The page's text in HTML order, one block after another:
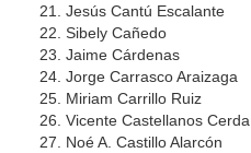
Jesús Cantú Escalante
Sibely Cañedo
Jaime Cárdenas
Jorge Carrasco Araizaga
Miriam Carrillo Ruiz
Vicente Castellanos Cerda
Noé A. Castillo Alarcón